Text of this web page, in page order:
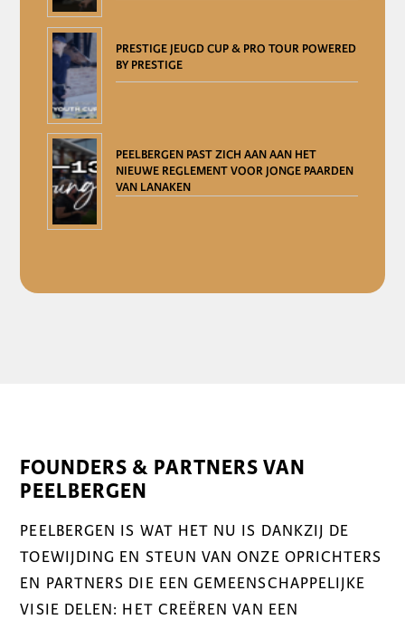
PRESTIGE JEUGD CUP & PRO TOUR POWERED
BY PRESTIGE
PEELBERGEN PAST ZICH AAN AAN HET
NIEUWE REGLEMENT VOOR JONGE PAARDEN
VAN LANAKEN
FOUNDERS & PARTNERS VAN
PEELBERGEN
PEELBERGEN IS WAT HET NU IS DANKZIJ DE
TOEWIJDING EN STEUN VAN ONZE OPRICHTERS
EN PARTNERS DIE EEN GEMEENSCHAPPELIJKE
VISIE DELEN: HET CREËREN VAN EEN